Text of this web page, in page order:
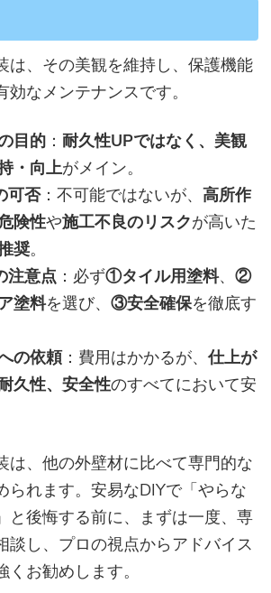
は、その美観を維持し、保護機能
なメンテナンスです。
目的 ： 耐久性UPではなく、美観
・向上がメイン。
可否：不可能ではないが、 高所作
険性や施工不良のリスクが高いた
奨。
注意点 ：必ず①タイル用塗料、 ②
塗料を選び、 ③安全確保を徹底す
の依頼：費用はかかるが、 仕上が
久性、安全性のすべてにおいて安
は、他の外壁材に比べて専門的な
られます。安易なDIYで「やらな
と後悔する前に、まずは一度、専
談し、プロの視点からアドバイス
お勧めします。